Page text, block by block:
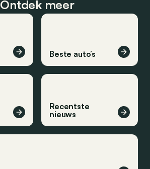
Ontdek meer
Beste auto’s
Recentste
nieuws